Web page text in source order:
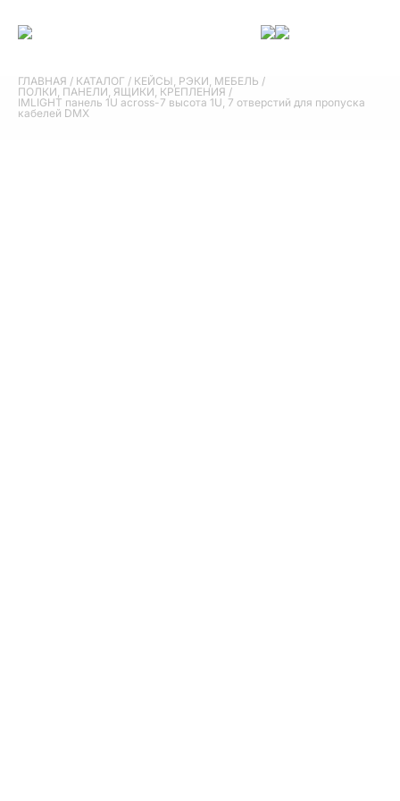
ГЛАВНАЯ / КАТАЛОГ / КЕЙСЫ, РЭКИ, МЕБЕЛЬ /
ПОЛКИ, ПАНЕЛИ, ЯЩИКИ, КРЕПЛЕНИЯ /
IMLIGHT панель 1U across-7 высота 1U, 7 отверстий для пропуска
кабелей DMX